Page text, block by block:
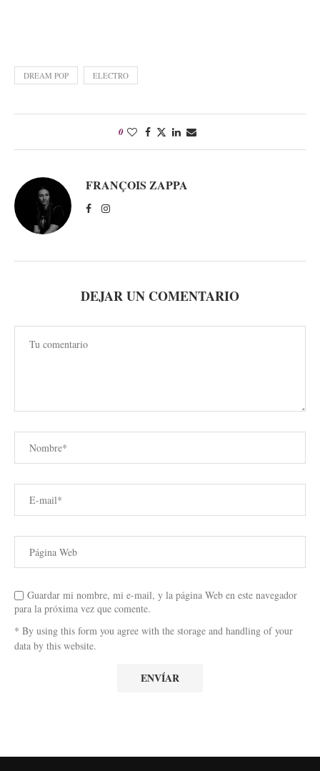
DREAM POP ELECTRO
0
FRANÇOIS ZAPPA
DEJAR UN COMENTARIO
Guardar mi nombre, mi e-mail, y la página Web en este navegador
para la próxima vez que comente.
* By using this form you agree with the storage and handling of your
data by this website.